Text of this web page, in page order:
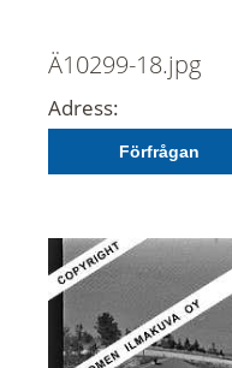
Ä10299-18.jpg
Adress:
Förfrågan